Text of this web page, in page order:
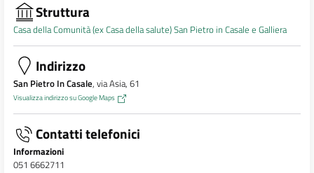
Struttura
Casa della Comunità (ex Casa della salute) San Pietro in Casale e Galliera
Indirizzo
San Pietro In Casale, via Asia, 61
Visualizza indirizzo su Google Maps
Contatti telefonici
Informazioni
051 6662711